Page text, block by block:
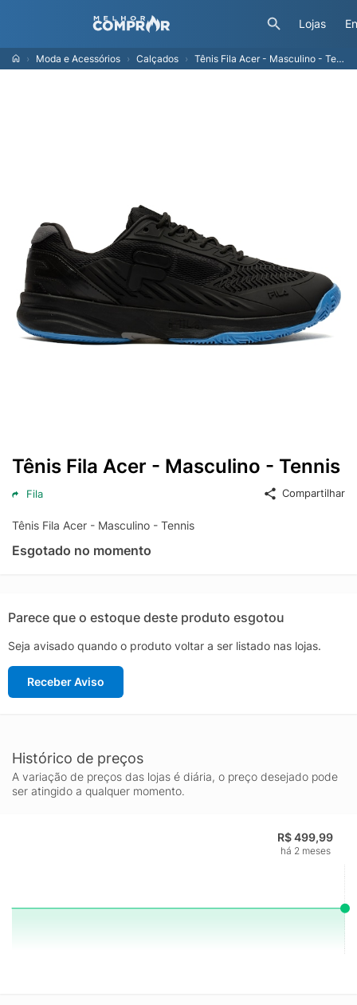
Lojas
Moda e Acessórios Calçados Tênis Fila Acer - Masculino - Tennis
Tênis Fila Acer - Masculino - Tennis
Fila Compartilhar
Tênis Fila Acer - Masculino - Tennis
Esgotado no momento
Parece que o estoque deste produto esgotou
Seja avisado quando o produto voltar a ser listado nas lojas.
Receber Aviso
Histórico de preços
A variação de preços das lojas é diária, o preço desejado pode
ser atingido a qualquer momento.
R$ 499,99
há 2 meses